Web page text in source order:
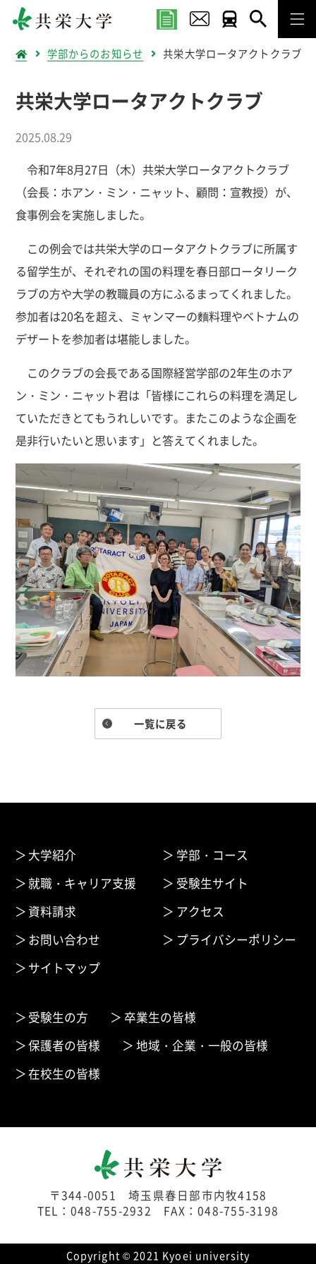
学部からのお知らせ 共栄大学ロータアクトクラブ
共栄大学ロータアクトクラブ
2025.08.29
令和7年8月27日（木）共栄大学ロータアクトクラブ
（会長：ホアン・ミン・ニャット、顧問：宣教授）が、
食事例会を実施しました。
この例会では共栄大学のロータアクトクラブに所属す
る留学生が、それぞれの国の料理を春日部ロータリーク
ラブの方や大学の教職員の方にふるまってくれました。
参加者は20名を超え、ミャンマーの麵料理やベトナムの
デザートを参加者は堪能しました。
このクラブの会長である国際経営学部の2年生のホア
ン・ミン・ニャット君は「皆様にこれらの料理を満足し
ていただきとてもうれしいです。またこのような企画を
是非行いたいと思います」と答えてくれました。
一覧に戻る
大学紹介
学部・コース
就職・キャリア支援
受験生サイト
資料請求
アクセス
お問い合わせ
プライバシーポリシー
サイトマップ
受験生の方
卒業生の皆様
保護者の皆様
地域・企業・一般の皆様
在校生の皆様
〒344-0051 埼玉県春日部市内牧4158
TEL：048-755-2932 FAX：048-755-3198
Copyright © 2021 Kyoei university